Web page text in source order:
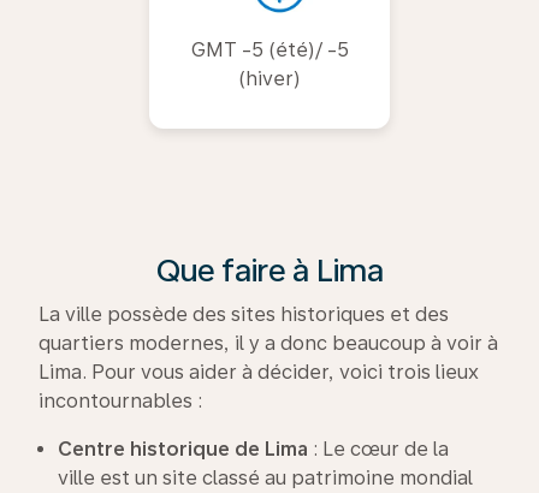
GMT -5 (été)/ -5
(hiver)
Que faire à Lima
La ville possède des sites historiques et des
quartiers modernes, il y a donc beaucoup à voir à
Lima. Pour vous aider à décider, voici trois lieux
incontournables :
Centre historique de Lima : Le cœur de la
ville est un site classé au patrimoine mondial